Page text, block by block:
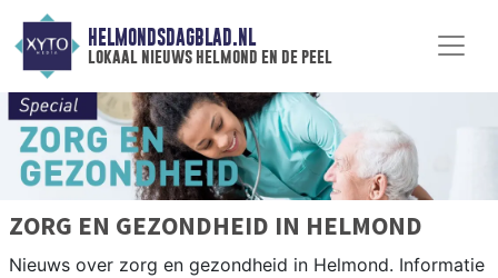
HELMONDSDAGBLAD.NL
lokaal nieuws helmond en de peel
ZORG EN GEZONDHEID IN HELMOND
Nieuws over zorg en gezondheid in Helmond. Informatie